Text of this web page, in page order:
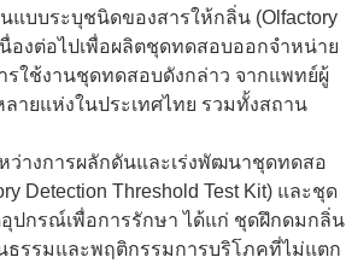
บบระบุชนิดของสารให้กลิ่น (Olfactory
นื่องต่อไปเพื่อผลิตชุดทดสอบออกจำหน่าย
รใช้งานชุดทดสอบดังกล่าว จากแพทย์ผู้
ายแห่งในประเทศไทย รวมทั้งสถาน
างการผลักดันและเร่งพัฒนาชุดทดสอ
Detection Threshold Test Kit) และชุด
อุปกรณ์เพื่อการรักษา ได้แก่ ชุดฝึกดมกลิ่น
ธรรมและพฤติกรรมการบริโภคที่ไม่แตก